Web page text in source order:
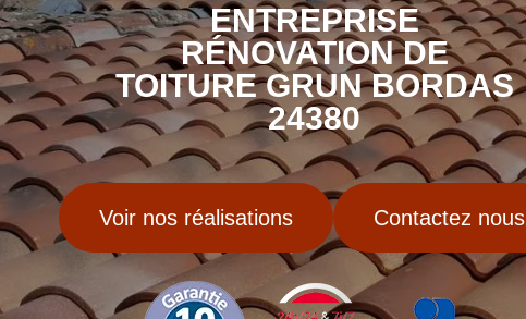
ENTREPRISE
RÉNOVATION DE
TOITURE GRUN BORDAS
24380
Voir nos réalisations Contactez nous